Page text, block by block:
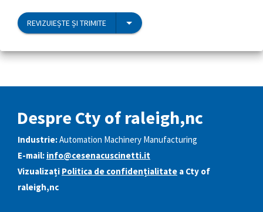
REVIZUIEȘTE ȘI TRIMITE
Despre Cty of raleigh,nc
Industrie:Automation Machinery Manufacturing
E-mail: info@cesenacuscinetti.it
Vizualizați Politica de confidențialitate a Cty of
raleigh,nc